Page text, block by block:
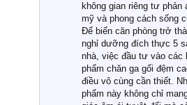
không gian riêng tư phản
mỹ và phong cách sống
Để biến căn phòng trở
nghỉ dưỡng đích thực 5
nhà, việc đầu tư vào các
phẩm chăn ga gối đệm
điều vô cùng cần thiết.
phẩm này không chỉ